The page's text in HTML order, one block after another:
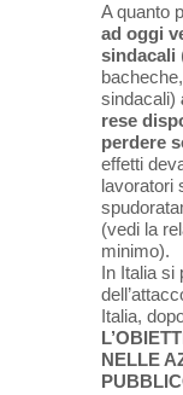
A quanto
ad oggi
sindacali
sindacali)
rese
perdere
effetti
lavoratori
(vedi la
minimo).
In Italia si
Italia,
NELLE